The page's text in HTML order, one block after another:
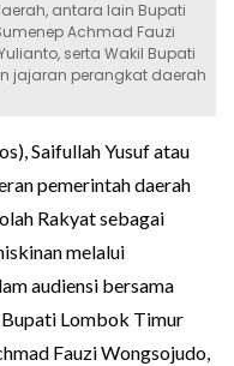
antara lain Bupati
Achmad Fauzi
serta Wakil Bupati
jajaran perangkat daerah
Saifullah Yusuf atau
pemerintah daerah
Rakyat sebagai
melalui
audiensi bersama
Bupati Lombok Timur
Fauzi Wongsojudo,